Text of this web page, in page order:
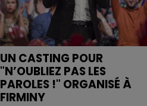
UN CASTING POUR
"N’OUBLIEZ PAS LES
PAROLES !" ORGANISÉ À
FIRMINY